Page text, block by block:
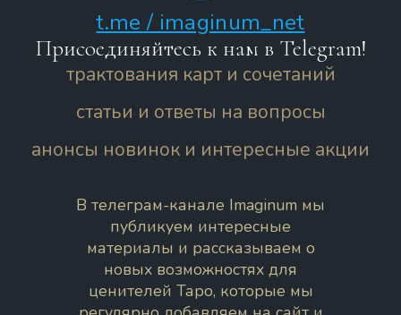
t.me / imaginum_net
Присоединяйтесь к нам в Telegram!
трактования карт и сочетаний
статьи и ответы на вопросы
анонсы новинок и интересные акции
В телеграм-канале Imaginum мы
публикуем интересные
материалы и рассказываем о
новых возможностях для
ценителей Таро, которые мы